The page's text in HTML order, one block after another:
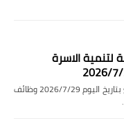
الاسرة
وظائف المؤسسة القومية لتنمية الاسرة والمجتمع بتاريخ اليوم 2026/7/29 وظائف